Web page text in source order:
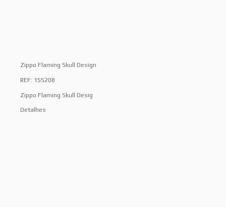
Zippo Flaming Skull Design
REF: 155208
Zippo Flaming Skull Desig
Detalhes